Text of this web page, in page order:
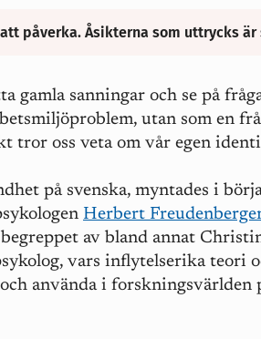
påverka. Åsikterna som uttrycks
gamla sanningar och se på
utan som en
tror oss veta om vår egen
på svenska, myntades i
Herbert
av bland annat
vars inflytelserika teori
använda i forskningsvärlden